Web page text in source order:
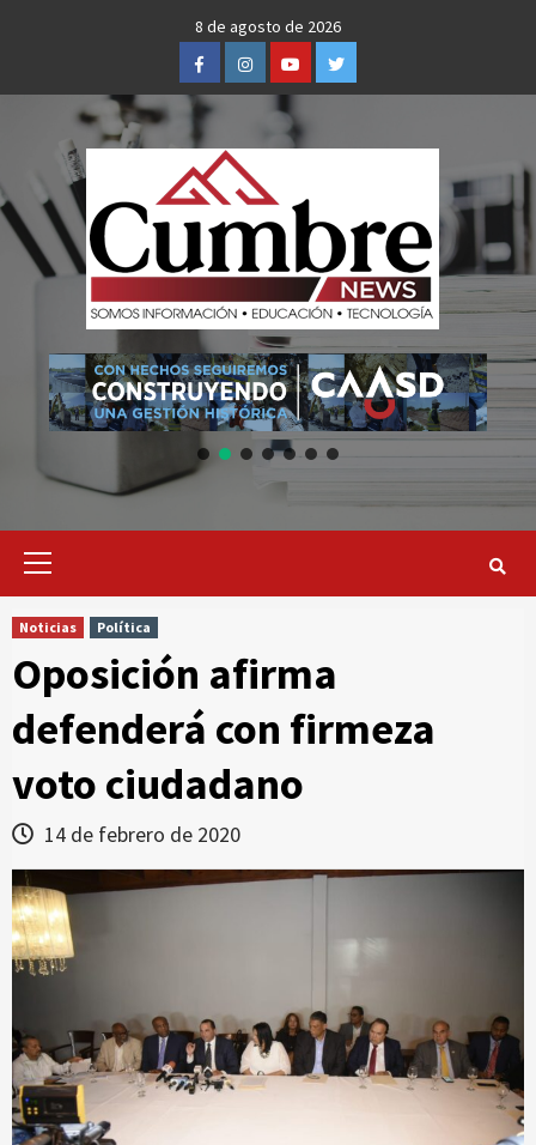
8 de agosto de 2026
FacebookInstagramYoutubeTwitter
Primary
Noticias Política
Oposición afirma
defenderá con firmeza
voto ciudadano
14 de febrero de 2020